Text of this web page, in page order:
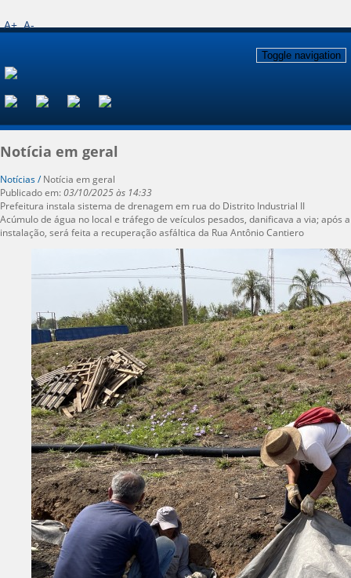
A+ A-
Toggle navigation
Notícia em geral
Notícias /Notícia em geral
Publicado em:03/10/2025 às 14:33
Prefeitura instala sistema de drenagem em rua do Distrito Industrial II
Acúmulo de água no local e tráfego de veículos pesados, danificava a via; após a
instalação, será feita a recuperação asfáltica da Rua Antônio Cantiero